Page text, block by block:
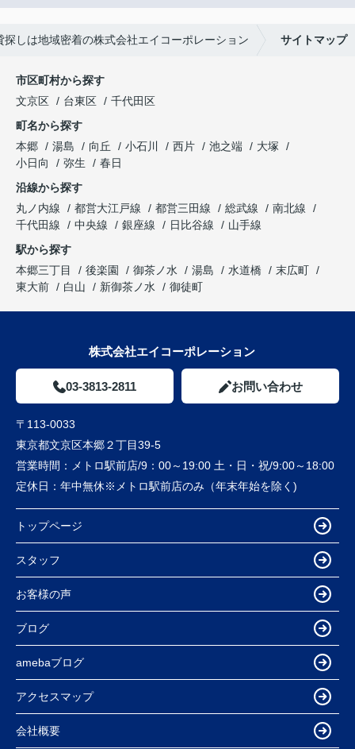
探しは地域密着の株式会社エイコーポレーション サイトマップ
市区町村から探す
文京区
台東区
千代田区
町名から探す
本郷
湯島 向丘 小石川 西片 池之端
大塚
小日向
弥生
春日
沿線から探す
丸ノ内線
都営大江戸線 都営三田線 総武線
南北線
千代田線
中央線 銀座線 日比谷線
山手線
駅から探す
本郷三丁目
後楽園 御茶ノ水 湯島 水道橋
末広町
東大前
白山 新御茶ノ水 御徒町
株式会社エイコーポレーション
03-3813-2811 お問い合わせ
〒113-0033
東京都文京区本郷２丁目39-5
営業時間：
メトロ駅前店/9：00～19:00 土・日・祝/9:00～18:00
定休日： 年中無休※メトロ駅前店のみ（年末年始を除く)
トップページ
スタッフ
お客様の声
ブログ
amebaブログ
アクセスマップ
会社概要